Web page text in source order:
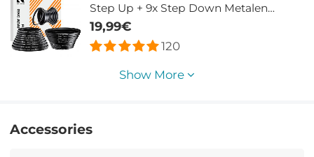
Step Up + 9x Step Down Metalen
Cameralens Ringen
19,99€
120
Show More
Accessories